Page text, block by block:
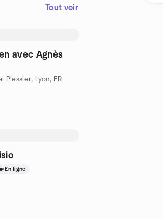
Tout voir
avec Agnès
Plessier, Lyon, FR
En ligne